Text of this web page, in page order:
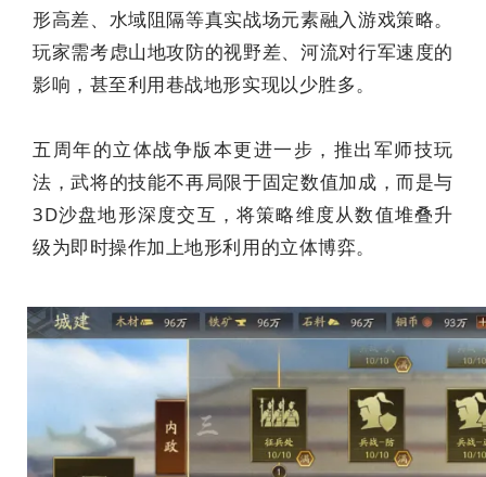
形高差、水域阻隔等真实战场元素融入游戏策略。
玩家需考虑山地攻防的视野差、河流对行军速度的
影响，甚至利用巷战地形实现以少胜多。
五周年的立体战争版本更进一步，推出军师技玩
法，武将的技能不再局限于固定数值加成，而是与
3D沙盘地形深度交互，将策略维度从数值堆叠升
级为即时操作加上地形利用的立体博弈。